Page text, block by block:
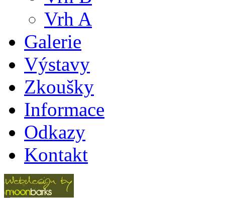
Vrh A
Galerie
Výstavy
Zkoušky
Informace
Odkazy
Kontakt